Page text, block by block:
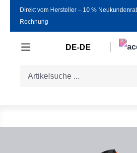
Zum Hauptinhalt springen
Direkt vom Hersteller ‒ 10 %
Rechnung
DE-DE